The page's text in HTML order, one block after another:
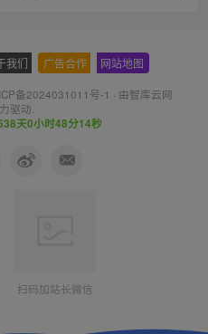
我们 广告合作 网站地图
备2024031011号-1 · 由智库云网
驱动.
天0小时48分14秒
扫码加站长微信